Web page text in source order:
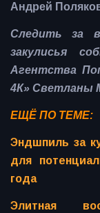
Андрей
Следить за
закулисья
Агентства
4К» Светланы
ЕЩЁ ПО ТЕМЕ:
Эндшпиль за
для
года
Элитная